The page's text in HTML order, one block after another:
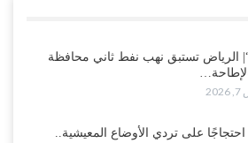
العسكري..!
السعودية شرق اليمن.. خسائر بشرية
الرياض تستبق نهب نفط ثاني محافظة
احتجاجًا على تردي الأوضاع المعيشية..